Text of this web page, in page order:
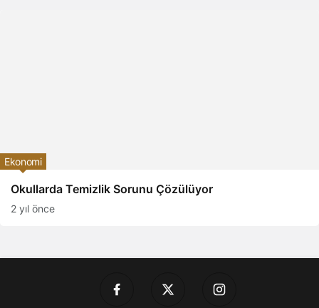
Okullarda Temizlik Sorunu Çözülüyor
Ekonomi
2 yıl önce